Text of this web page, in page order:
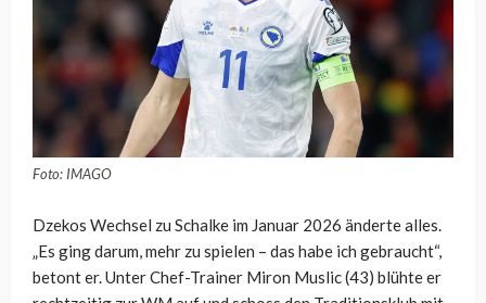
Foto: IMAGO
Dzekos Wechsel zu Schalke im Januar 2026 änderte alles.
„Es ging darum, mehr zu spielen – das habe ich gebraucht“,
betont er. Unter Chef-Trainer Miron Muslic (43) blühte er